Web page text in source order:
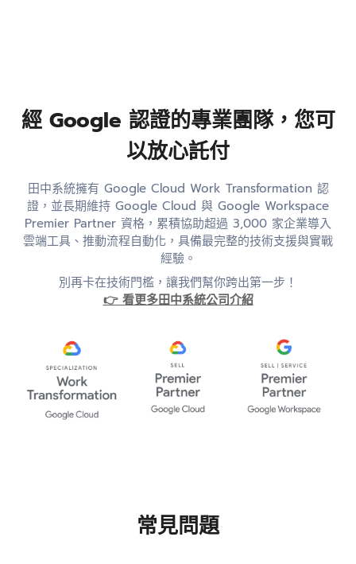
經 Google 認證的專業團隊，您可
以放心託付
田中系統擁有 Google Cloud Work Transformation 認
證，並長期維持 Google Cloud 與 Google Workspace
Premier Partner 資格，累積協助超過 3,000 家企業導入
雲端工具、推動流程自動化，具備最完整的技術支援與實戰
經驗。
別再卡在技術門檻，讓我們幫你跨出第一步！
👉 看更多田中系統公司介紹
常見問題